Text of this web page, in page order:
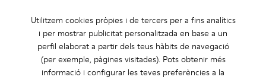
Utilitzem cookies pròpies i de tercers per a fins analítics
i per mostrar publicitat personalitzada en base a un
perfil elaborat a partir dels teus hàbits de navegació
(per exemple, pàgines visitades). Pots obtenir més
informació i configurar les teves preferències a la